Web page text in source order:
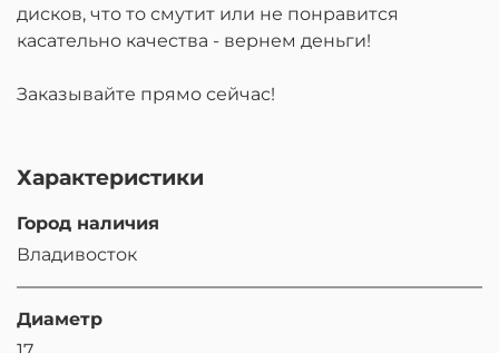
дисков, что то смутит или не понравится
касательно качества - вернем деньги!
Заказывайте прямо сейчас!
Характеристики
Город наличия
Владивосток
Диаметр